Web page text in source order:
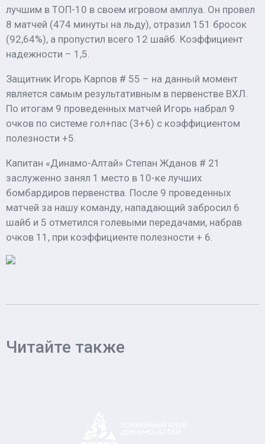
лучшим в ТОП-10 в своем игровом амплуа. Он провел
8 матчей (474 минуты на льду), отразил 151 бросок
(92,64%), а пропустил всего 12 шайб. Коэффициент
надежности – 1,5.
Защитник Игорь Карпов # 55 – на данный момент
является самым результативным в первенстве ВХЛ.
По итогам 9 проведенных матчей Игорь набрал 9
очков по системе гол+пас (3+6) с коэффициентом
полезности +5.
Капитан «Динамо-Алтай» Степан Жданов # 21
заслуженно занял 1 место в 10-ке лучших
бомбардиров первенства. После 9 проведенных
матчей за нашу команду, нападающий забросил 6
шайб и 5 отметился голевыми передачами, набрав
очков 11, при коэффициенте полезности + 6.
Читайте также